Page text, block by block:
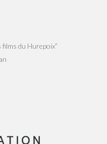
films du Hurepoix”